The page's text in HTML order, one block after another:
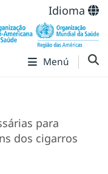
Idioma
Menú
para
dos cigarros